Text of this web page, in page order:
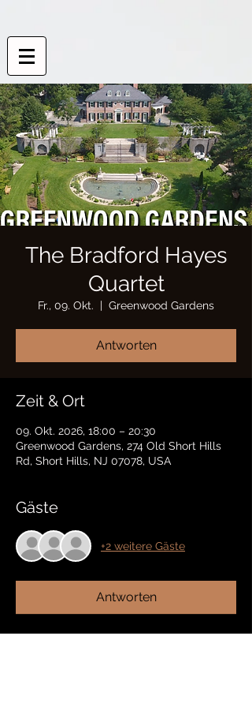
The Bradford Hayes
Quartet
Fr., 09. Okt.
  |
Greenwood Gardens
Antworten
Zeit & Ort
09. Okt. 2026, 18:00 – 20:30
Greenwood Gardens, 274 Old Short Hills
Rd, Short Hills, NJ 07078, USA
Gäste
+2 weitere Gäste
Antworten